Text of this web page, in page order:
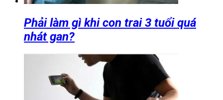
Phải làm gì khi con trai 3 tuổi quá
nhát gan?